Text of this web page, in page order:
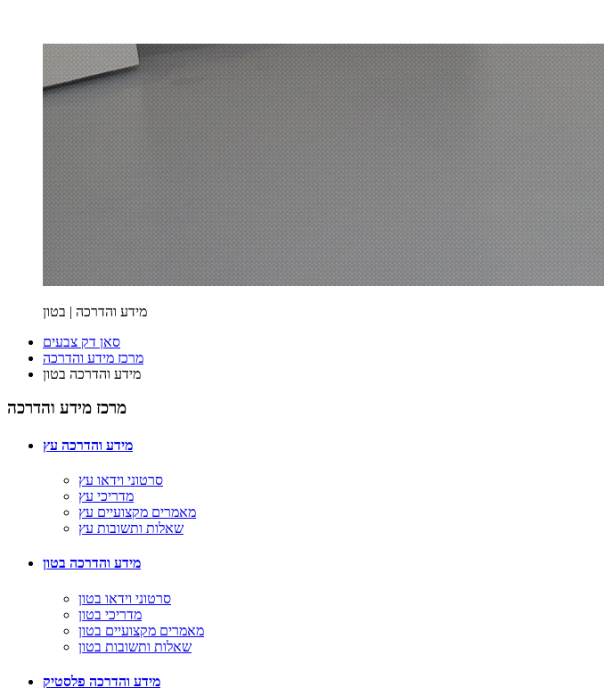
מידע והדרכה | בטון
סאן דק צבעים
מרכז מידע והדרכה
מידע והדרכה בטון
מרכז מידע והדרכה
מידע והדרכה עץ
סרטוני וידאו עץ
מדריכי עץ
מאמרים מקצועיים עץ
שאלות ותשובות עץ
מידע והדרכה בטון
סרטוני וידאו בטון
מדריכי בטון
מאמרים מקצועיים בטון
שאלות ותשובות בטון
מידע והדרכה פלסטיק